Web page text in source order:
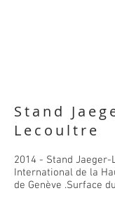
Stand
Lecoultre
2014 - Stand Jaeger-
International de la
de Genève .Surface